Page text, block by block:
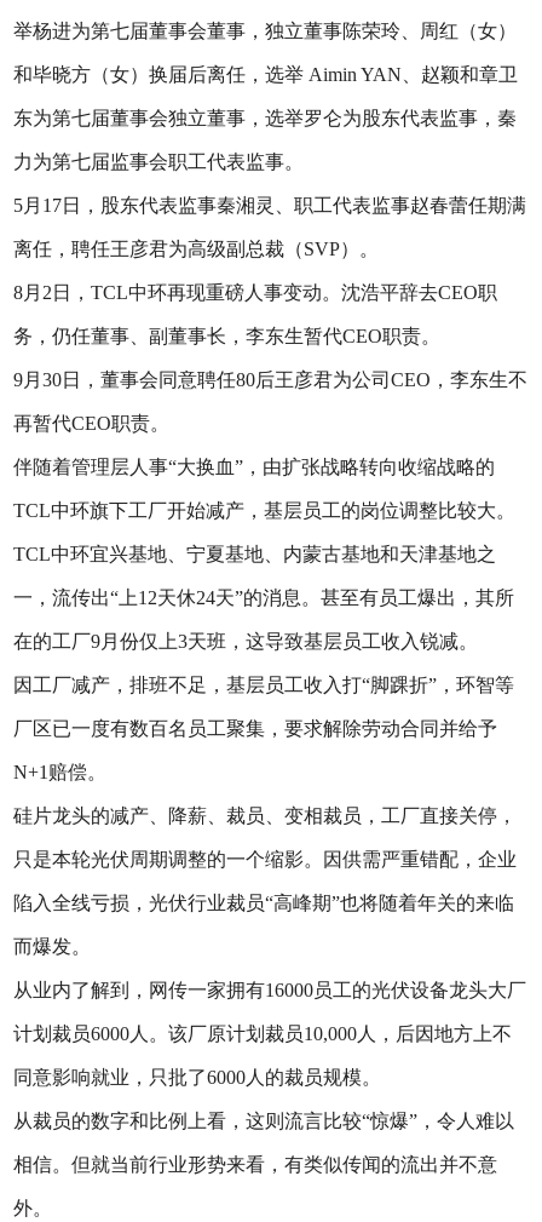
举杨进为第七届董事会董事，独立董事陈荣玲、周红（女）
和毕晓方（女）换届后离任，选举 Aimin YAN、赵颖和章卫
东为第七届董事会独立董事，选举罗仑为股东代表监事，秦
力为第七届监事会职工代表监事。
5月17日，股东代表监事秦湘灵、职工代表监事赵春蕾任期满
离任，聘任王彦君为高级副总裁（SVP）。
8月2日，TCL中环再现重磅人事变动。沈浩平辞去CEO职
务，仍任董事、副董事长，李东生暂代CEO职责。
9月30日，董事会同意聘任80后王彦君为公司CEO，李东生不
再暂代CEO职责。
伴随着管理层人事“大换血”，由扩张战略转向收缩战略的
TCL中环旗下工厂开始减产，基层员工的岗位调整比较大。
TCL中环宜兴基地、宁夏基地、内蒙古基地和天津基地之
一，流传出“上12天休24天”的消息。甚至有员工爆出，其所
在的工厂9月份仅上3天班，这导致基层员工收入锐减。
因工厂减产，排班不足，基层员工收入打“脚踝折”，环智等
厂区已一度有数百名员工聚集，要求解除劳动合同并给予
N+1赔偿。
硅片龙头的减产、降薪、裁员、变相裁员，工厂直接关停，
只是本轮光伏周期调整的一个缩影。因供需严重错配，企业
陷入全线亏损，光伏行业裁员“高峰期”也将随着年关的来临
而爆发。
从业内了解到，网传一家拥有16000员工的光伏设备龙头大厂
计划裁员6000人。该厂原计划裁员10,000人，后因地方上不
同意影响就业，只批了6000人的裁员规模。
从裁员的数字和比例上看，这则流言比较“惊爆”，令人难以
相信。但就当前行业形势来看，有类似传闻的流出并不意
外。